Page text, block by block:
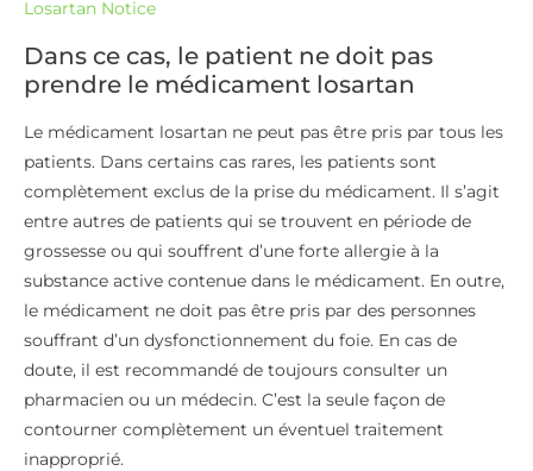
Losartan Notice
Dans ce cas, le patient ne doit pas
prendre le médicament losartan
Le médicament losartan ne peut pas être pris par tous les
patients. Dans certains cas rares, les patients sont
complètement exclus de la prise du médicament. Il s’agit
entre autres de patients qui se trouvent en période de
grossesse ou qui souffrent d’une forte allergie à la
substance active contenue dans le médicament. En outre,
le médicament ne doit pas être pris par des personnes
souffrant d’un dysfonctionnement du foie. En cas de
doute, il est recommandé de toujours consulter un
pharmacien ou un médecin. C’est la seule façon de
contourner complètement un éventuel traitement
inapproprié.